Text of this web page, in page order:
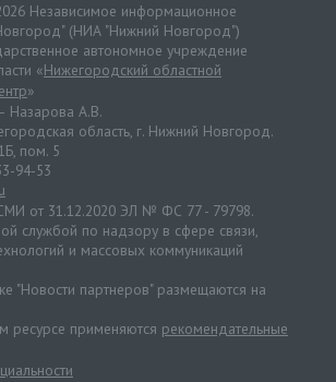
Независимое информационное
(НИА "Нижний Новгород")
автономное учреждение
«Нижегородский областной
»
Назарова А.В.
область, г. Нижний Новгород.
пом. 5
94-53
от 31.12.2020 ЭЛ № ФС 77 - 79798.
службой по надзору в сфере связи,
и массовых коммуникаций
"Новости партнеров" размещаются на
ресурсе применяются рекомендательные